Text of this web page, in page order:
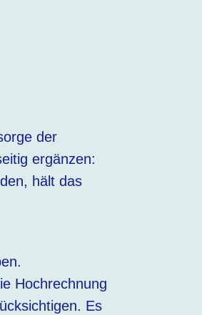
der
ergänzen:
hält das
Hochrechnung
Es